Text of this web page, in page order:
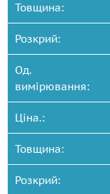
Товщина:
Розкрий:
Од.
вимірювання:
Ціна.:
Товщина:
Розкрий: